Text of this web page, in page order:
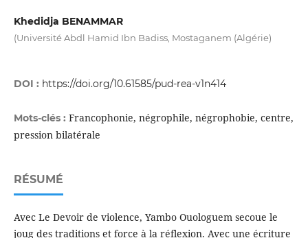
Khedidja BENAMMAR
(Université Abdl Hamid Ibn Badiss, Mostaganem (Algérie)
DOI : https://doi.org/10.61585/pud-rea-v1n414
Mots-clés : Francophonie, négrophile, négrophobie, centre,
pression bilatérale
RÉSUMÉ
Avec Le Devoir de violence, Yambo Ouologuem secoue le
joug des traditions et force à la réflexion. Avec une écriture